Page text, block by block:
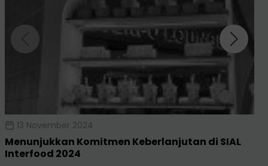
13 November 2024
Menunjukkan Komitmen Keberlanjutan di SIAL
Interfood 2024